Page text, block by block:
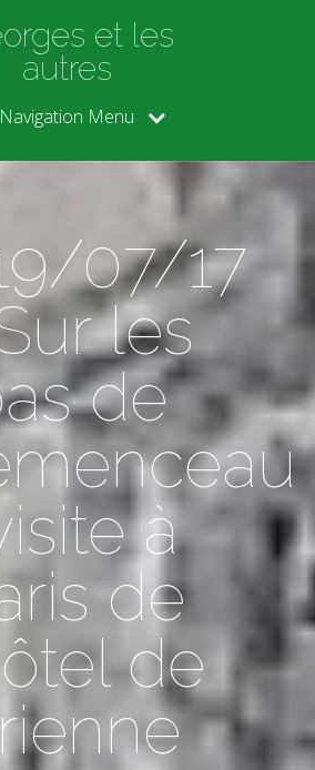
et les
autres
Navigation Menu
07/17
les
de
à
de
de